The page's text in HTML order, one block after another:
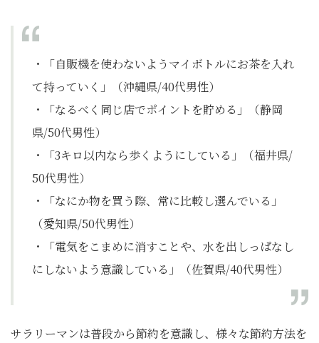
・「自販機を使わないようマイボトルにお茶を入れ
て持っていく」（沖縄県/40代男性）
・「なるべく同じ店でポイントを貯める」（静岡
県/50代男性）
・「3キロ以内なら歩くようにしている」（福井県/
50代男性）
・「なにか物を買う際、常に比較し選んでいる」
（愛知県/50代男性）
・「電気をこまめに消すことや、水を出しっぱなし
にしないよう意識している」（佐賀県/40代男性）
サラリーマンは普段から節約を意識し、様々な節約方法を